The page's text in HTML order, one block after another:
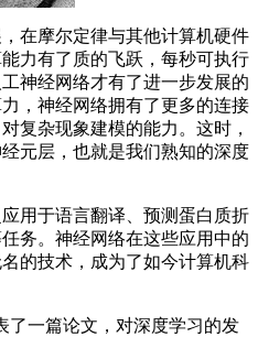
摩尔定律与其他计算机硬件
力有了质的飞跃，每秒可执行
神经网络才有了进一步发展的
，神经网络拥有了更多的连接
复杂现象建模的能力。这时，
元层，也就是我们熟知的深度
于语言翻译、预测蛋白质折
务。神经网络在这些应用中的
的技术，成为了如今计算机科
一篇论文，对深度学习的发